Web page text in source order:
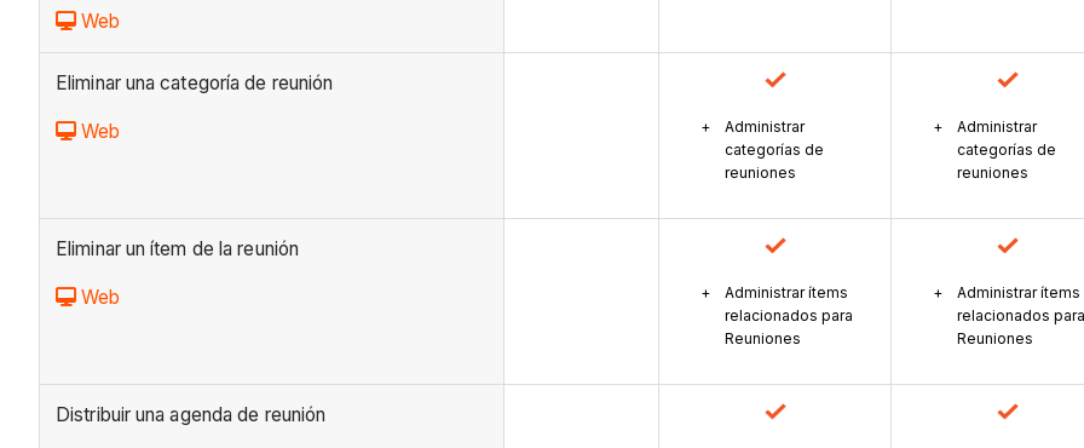
Web
Eliminar una categoría de reunión
Web
Administrar
categorías de
reuniones
Administrar
categorías de
reuniones
Eliminar un ítem de la reunión
Web
Administrar ítems
relacionados para
Reuniones
Administrar ítems
relacionados para
Reuniones
Distribuir una agenda de reunión